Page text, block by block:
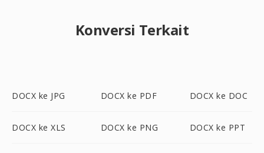
Konversi Terkait
DOCX ke JPG DOCX ke PDF DOCX ke DOC
DOCX ke XLS DOCX ke PNG DOCX ke PPT